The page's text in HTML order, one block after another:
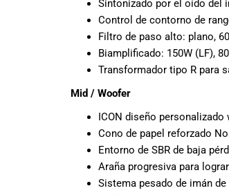
al cliente
posible.
Además,
ofrecemos
precios
competitivos y
especiales
para nuestros
clientes. Ven a
visitarnos en
nuestra tienda
Sintonizado por el oído del
Control de contorno de
Filtro de paso alto: plano,
Biamplificado: 150W (LF),
Transformador tipo R para
Mid / Woofer
ICON diseño personalizado
Cono de papel reforzado
Entorno de SBR de baja
Araña progresiva para
Sistema pesado de imán